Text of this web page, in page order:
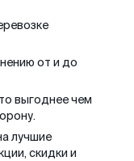
от и до
выгоднее чем
лучшие
скидки и